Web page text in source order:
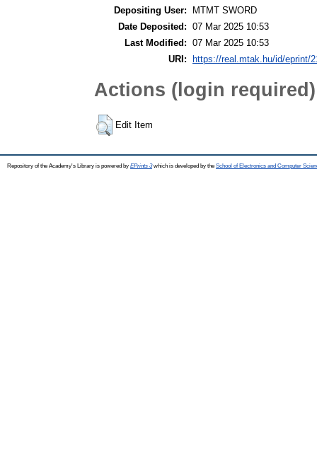
Depositing User:
MTMT SWORD
Date Deposited: 07 Mar 2025 10:53
Last Modified: 07 Mar 2025 10:53
URI:
https://real.mtak.hu/id/eprint/
Actions (login required)
Edit Item
Repository of the Academy's Library is powered by EPrints 3which is developed by the School of Electronics and Computer